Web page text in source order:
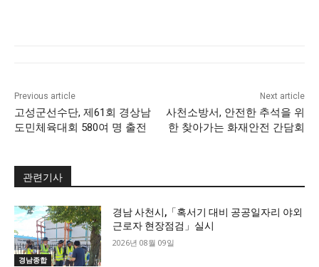
Previous article
고성군선수단, 제61회 경상남
도민체육대회 580여 명 출전
Next article
사천소방서, 안전한 추석을 위
한 찾아가는 화재안전 간담회
관련기사
경남종합
경남 사천시,「혹서기 대비 공공일자리 야외
근로자 현장점검」실시
2026년 08월 09일